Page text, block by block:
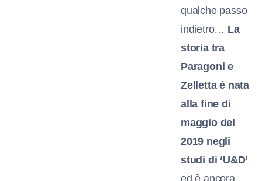
qualche passo
indietro… La
storia tra
Paragoni e
Zelletta è nata
alla fine di
maggio del
2019 negli
studi di ‘U&D’